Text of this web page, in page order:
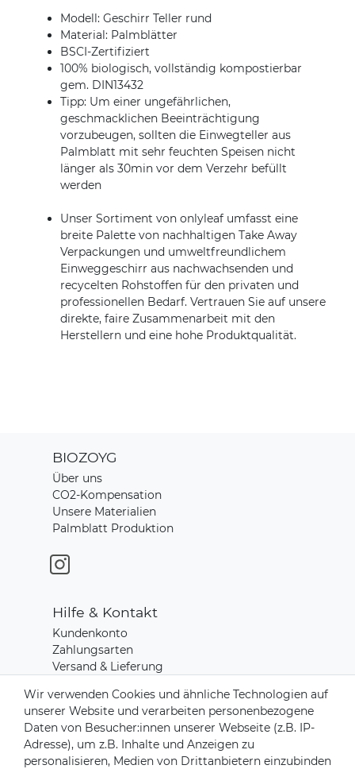
Modell: Geschirr Teller rund
Material: Palmblätter
BSCI-Zertifiziert
100% biologisch, vollständig kompostierbar
gem. DIN13432
Tipp: Um einer ungefährlichen,
geschmacklichen Beeinträchtigung
vorzubeugen, sollten die Einwegteller aus
Palmblatt mit sehr feuchten Speisen nicht
länger als 30min vor dem Verzehr befüllt
werden
Unser Sortiment von onlyleaf umfasst eine
breite Palette von nachhaltigen Take Away
Verpackungen und umweltfreundlichem
Einweggeschirr aus nachwachsenden und
recycelten Rohstoffen für den privaten und
professionellen Bedarf. Vertrauen Sie auf unsere
direkte, faire Zusammenarbeit mit den
Herstellern und eine hohe Produktqualität.
BIOZOYG
Über uns
CO2-Kompensation
Unsere Materialien
Palmblatt Produktion
Hilfe & Kontakt
Kundenkonto
Zahlungsarten
Versand & Lieferung
Kontakt zu uns
Zahlungsanbieter
Wir verwenden Cookies und ähnliche Technologien auf
unserer Website und verarbeiten personenbezogene
Daten von Besucher:innen unserer Webseite (z.B. IP-
Adresse), um z.B. Inhalte und Anzeigen zu
personalisieren, Medien von Drittanbietern einzubinden